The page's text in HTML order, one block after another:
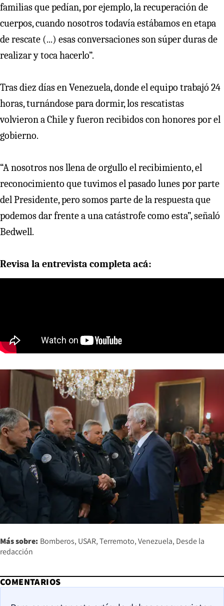
familias que pedían, por ejemplo, la recuperación de
cuerpos, cuando nosotros todavía estábamos en etapa
de rescate (...) esas conversaciones son súper duras de
realizar y toca hacerlo”.
Tras diez días en Venezuela, donde el equipo trabajó 24
horas, turnándose para dormir, los rescatistas
volvieron a Chile y fueron recibidos con honores por el
gobierno.
“A nosotros nos llena de orgullo el recibimiento, el
reconocimiento que tuvimos el pasado lunes por parte
del Presidente, pero somos parte de la respuesta que
podemos dar frente a una catástrofe como esta”, señaló
Bedwell.
Revisa la entrevista completa acá:
Más sobre: Bomberos USAR Terremoto Venezuela Desde la
redacción
COMENTARIOS